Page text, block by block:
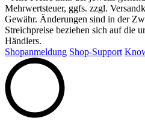
Mehrwertsteuer, ggfs. zzgl.
Gewähr. Änderungen sind in der
Streichpreise beziehen sich auf die
Händlers.
Shopanmeldung Shop-Support